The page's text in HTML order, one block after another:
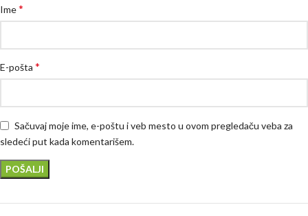
Ime*
E-pošta *
Sačuvaj moje ime, e-poštu i veb mesto u ovom pregledaču veba za
sledeći put kada komentarišem.